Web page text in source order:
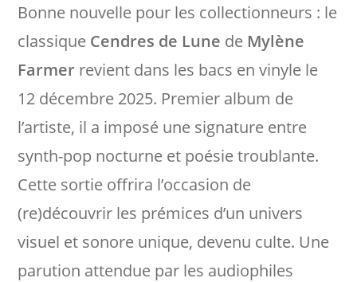
Bonne nouvelle pour les collectionneurs : le
classique Cendres de Lune de Mylène
Farmer revient dans les bacs en vinyle le
12 décembre 2025. Premier album de
l’artiste, il a imposé une signature entre
synth-pop nocturne et poésie troublante.
Cette sortie offrira l’occasion de
(re)découvrir les prémices d’un univers
visuel et sonore unique, devenu culte. Une
parution attendue par les audiophiles